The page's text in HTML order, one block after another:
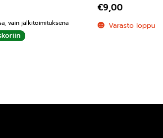
vain jälkitoimituksena
€9,00
Varasto loppu